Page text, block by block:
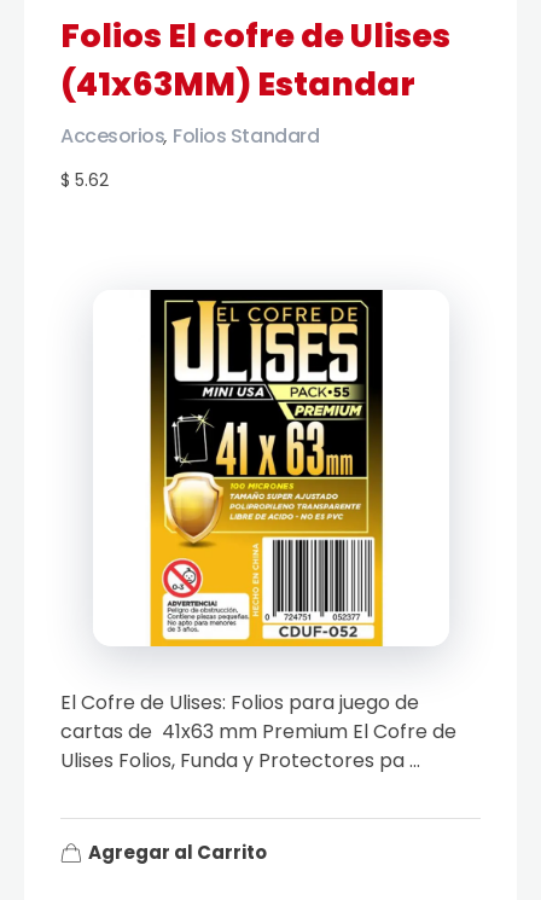
Folios El cofre de Ulises
(41x63MM) Estandar
$ 5.62
Accesorios, Folios Standard
El Cofre de Ulises: Folios para juego de
cartas de 41x63 mm Premium El Cofre de
Ulises Folios, Funda y Protectores pa ...
Agregar al Carrito